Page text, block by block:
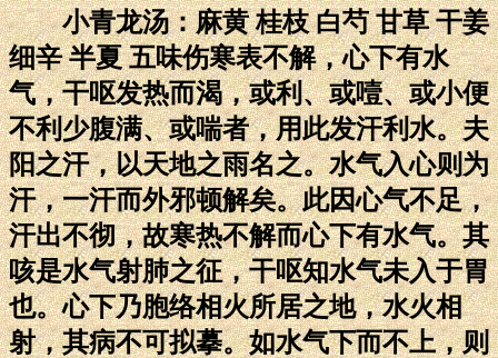
小青龙汤：麻黄 桂枝 白芍 甘草 干姜
细辛 半夏 五味伤寒表不解，心下有水
气，干呕发热而渴，或利、或噎、或小便
不利少腹满、或喘者，用此发汗利水。夫
阳之汗，以天地之雨名之。水气入心则为
汗，一汗而外邪顿解矣。此因心气不足，
汗出不彻，故寒热不解而心下有水气。其
咳是水气射肺之征，干呕知水气未入于胃
也。心下乃胞络相火所居之地，水火相
射，其病不可拟摹。如水气下而不上，则